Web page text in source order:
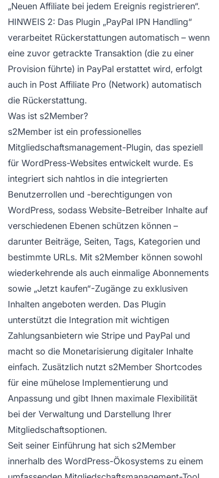
„Neuen Affiliate bei jedem Ereignis registrieren“.
HINWEIS 2: Das Plugin „PayPal IPN Handling“
verarbeitet Rückerstattungen automatisch – wenn
eine zuvor getrackte Transaktion (die zu einer
Provision führte) in PayPal erstattet wird, erfolgt
auch in Post Affiliate Pro (Network) automatisch
die Rückerstattung.
Was ist s2Member?
s2Member ist ein professionelles
Mitgliedschaftsmanagement-Plugin, das speziell
für WordPress-Websites entwickelt wurde. Es
integriert sich nahtlos in die integrierten
Benutzerrollen und -berechtigungen von
WordPress, sodass Website-Betreiber Inhalte auf
verschiedenen Ebenen schützen können –
darunter Beiträge, Seiten, Tags, Kategorien und
bestimmte URLs. Mit s2Member können sowohl
wiederkehrende als auch einmalige Abonnements
sowie „Jetzt kaufen“-Zugänge zu exklusiven
Inhalten angeboten werden. Das Plugin
unterstützt die Integration mit wichtigen
Zahlungsanbietern wie Stripe und PayPal und
macht so die Monetarisierung digitaler Inhalte
einfach. Zusätzlich nutzt s2Member Shortcodes
für eine mühelose Implementierung und
Anpassung und gibt Ihnen maximale Flexibilität
bei der Verwaltung und Darstellung Ihrer
Mitgliedschaftsoptionen.
Seit seiner Einführung hat sich s2Member
innerhalb des WordPress-Ökosystems zu einem